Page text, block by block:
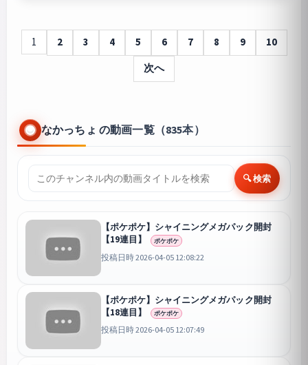
1 2 3 4 5 6 7 8 9
10
次へ
なかっちょ の動画一覧（835本）
🔍 検索
【ポケポケ】シャイニングメガパック開封
【19連目】
ポケポケ
投稿日時 2026-04-05 12:08:22
【ポケポケ】シャイニングメガパック開封
【18連目】
ポケポケ
投稿日時 2026-04-05 12:07:49